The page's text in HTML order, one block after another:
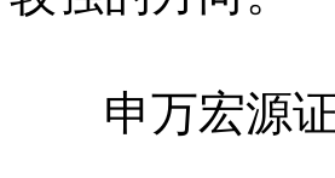
申万宏源证